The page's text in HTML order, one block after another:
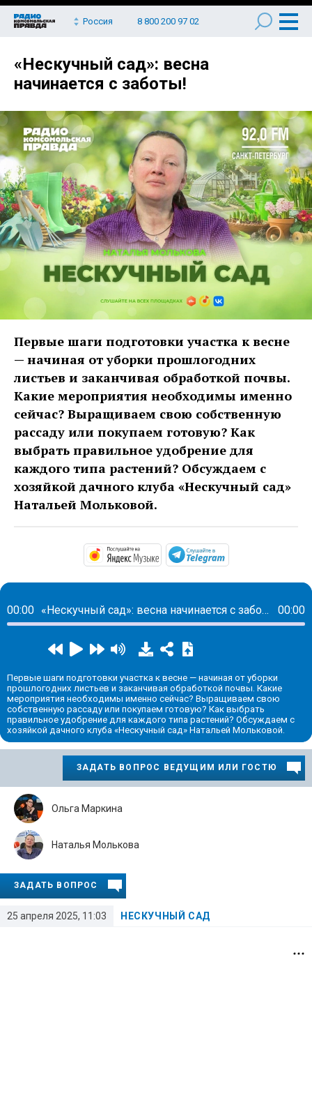
Россия 8 800 200 97 02
«Нескучный сад»: весна
начинается с заботы!
Первые шаги подготовки участка к весне
— начиная от уборки прошлогодних
листьев и заканчивая обработкой почвы.
Какие мероприятия необходимы именно
сейчас? Выращиваем свою собственную
рассаду или покупаем готовую? Как
выбрать правильное удобрение для
каждого типа растений? Обсуждаем с
хозяйкой дачного клуба «Нескучный сад»
Натальей Мольковой.
https://music.yandex.com/
00:00 «Нескучный сад»: весна начинается с заботы! 00:00
Первые шаги подготовки участка к весне — начиная от уборки
прошлогодних листьев и заканчивая обработкой почвы. Какие
мероприятия необходимы именно сейчас? Выращиваем свою
собственную рассаду или покупаем готовую? Как выбрать
правильное удобрение для каждого типа растений? Обсуждаем с
хозяйкой дачного клуба «Нескучный сад» Натальей Мольковой.
ЗАДАТЬ ВОПРОС ВЕДУЩИМ ИЛИ ГОСТЮ
25 апреля 2025, 11:03 НЕСКУЧНЫЙ САД
Ольга Маркина
Наталья Молькова
ЗАДАТЬ ВОПРОС